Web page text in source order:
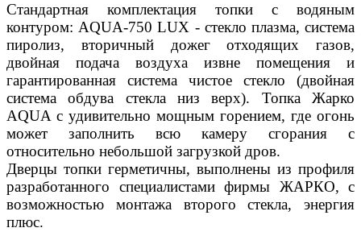
Стандартная комплектация топки с водяным
контуром: АQUA-750 LUX - стекло плазма, система
пиролиз, вторичный дожег отходящих газов,
двойная подача воздуха извне помещения и
гарантированная система чистое стекло (двойная
система обдува стекла низ верх). Топка Жарко
АQUA с удивительно мощным горением, где огонь
может заполнить всю камеру сгорания с
относительно небольшой загрузкой дров.
Дверцы топки герметичны, выполнены из профиля
разработанного специалистами фирмы ЖАРКО, с
возможностью монтажа второго стекла, энергия
плюс.